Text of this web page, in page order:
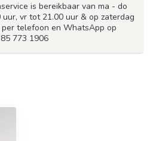
is bereikbaar van ma - do
uur, vr tot 21.00 uur & op zaterdag
telefoon en WhatsApp op
773 1906